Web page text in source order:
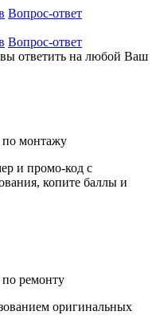
Вопрос-ответ
Вопрос-ответ
ответить на любой Ваш
по монтажу
и промо-код с
копите баллы и
ремонту
оригинальных